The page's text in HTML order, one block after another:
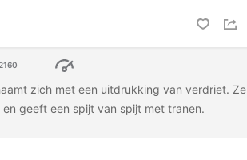
zich met een uitdrukking van verdriet. Ze
geeft een spijt van spijt met tranen.